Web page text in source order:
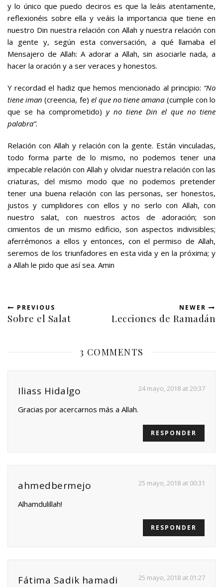
y lo único que puedo deciros es que la leáis atentamente,
reflexionéis sobre ella y veáis la importancia que tiene en
nuestro Din nuestra relación con Allah y nuestra relación con
la gente y, según esta conversación, a qué llamaba el
Mensajero de Allah: A adorar a Allah, sin asociarle nada, a
hacer la oración y a ser veraces y honestos.
Y recordad el hadiz que hemos mencionado al principio: “No
tiene iman(creencia, fe) el que no tiene amana (cumple con lo
que se ha comprometido) y no tiene Din el que no tiene
palabra”.
Relación con Allah y relación con la gente. Están vinculadas,
todo forma parte de lo mismo, no podemos tener una
impecable relación con Allah y olvidar nuestra relación con las
criaturas, del mismo modo que no podemos pretender
tener una buena relación con las personas, ser honestos,
justos y cumplidores con ellos y no serlo con Allah, con
nuestro salat, con nuestros actos de adoración; son
cimientos de un mismo edificio, son aspectos indivisibles;
aferrémonos a ellos y entonces, con el permiso de Allah,
seremos de los triunfadores en esta vida y en la próxima; y
a Allah le pido que así sea. Amin
PREVIOUS
Sobre el Salat
NEWER
Lecciones de Ramadán
3 COMMENTS
Iliass Hidalgo 24 mayo, 2018 at 20:37
Gracias por acercarnos más a Allah.
RESPONDER
ahmedbermejo 25 mayo, 2018 at 00:31
Alhamdulillah!
RESPONDER
Fátima Sadik hamadi 25 mayo, 2018 at 01:27